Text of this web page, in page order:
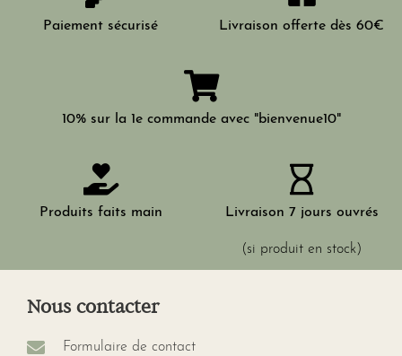
Paiement sécurisé Livraison offerte dès 60€
10% sur la 1e commande avec "bienvenue10"
Produits faits main Livraison 7 jours ouvrés
(si produit en stock)
Nous contacter
Formulaire de contact